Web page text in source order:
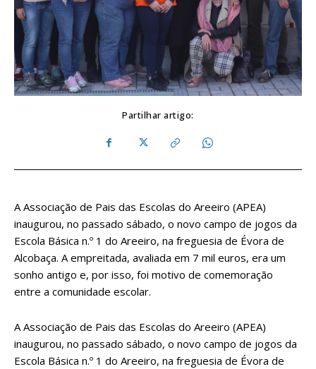
Partilhar artigo:
A Associação de Pais das Escolas do Areeiro (APEA)
inaugurou, no passado sábado, o novo campo de jogos da
Escola Básica n.º 1 do Areeiro, na freguesia de Évora de
Alcobaça. A empreitada, avaliada em 7 mil euros, era um
sonho antigo e, por isso, foi motivo de comemoração
entre a comunidade escolar.
A Associação de Pais das Escolas do Areeiro (APEA)
inaugurou, no passado sábado, o novo campo de jogos da
Escola Básica n.º 1 do Areeiro, na freguesia de Évora de